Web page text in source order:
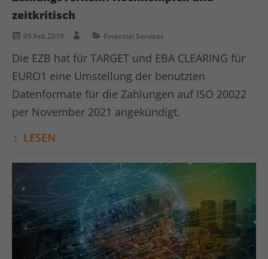
zeitkritisch
05.Feb.2019 Financial Services
Die EZB hat für TARGET und EBA CLEARING für
EURO1 eine Umstellung der benutzten
Datenformate für die Zahlungen auf ISO 20022
per November 2021 angekündigt.
LESEN
Anbieter LinkedIn
LinkedIn setzt das lidc-Cookie, um die
erleichtern.
Name kununu
Anbieter
Session
Zweck
Dieses Cookie wird von der
Bewertungsplattform kununu.com für
statistische Daten verwendet.